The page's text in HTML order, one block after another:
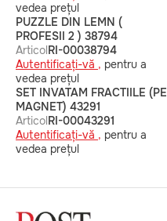
vedea prețul
PUZZLE DIN LEMN (
PROFESII 2 ) 38794
ArticolRI-00038794
Autentificați-vă , pentru a
vedea prețul
SET INVATAM FRACTIILE (PE
MAGNET) 43291
ArticolRI-00043291
Autentificați-vă , pentru a
vedea prețul